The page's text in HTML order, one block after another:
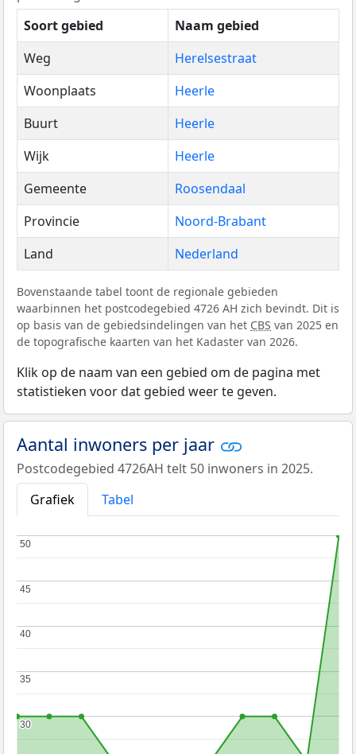
Soort gebied
Naam gebied
Weg
Herelsestraat
Woonplaats
Heerle
Buurt
Heerle
Wijk
Heerle
Gemeente
Roosendaal
Provincie
Noord-Brabant
Land
Nederland
Bovenstaande tabel toont de regionale gebieden
waarbinnen het postcodegebied 4726 AH zich bevindt. Dit is
op basis van de gebiedsindelingen van het CBS van 2025 en
de topografische kaarten van het Kadaster van 2026.
Klik op de naam van een gebied om de pagina met
statistieken voor dat gebied weer te geven.
Aantal inwoners per jaar
Postcodegebied 4726AH telt 50 inwoners in 2025.
Grafiek
Tabel
30
30
35
35
40
40
45
45
50
50